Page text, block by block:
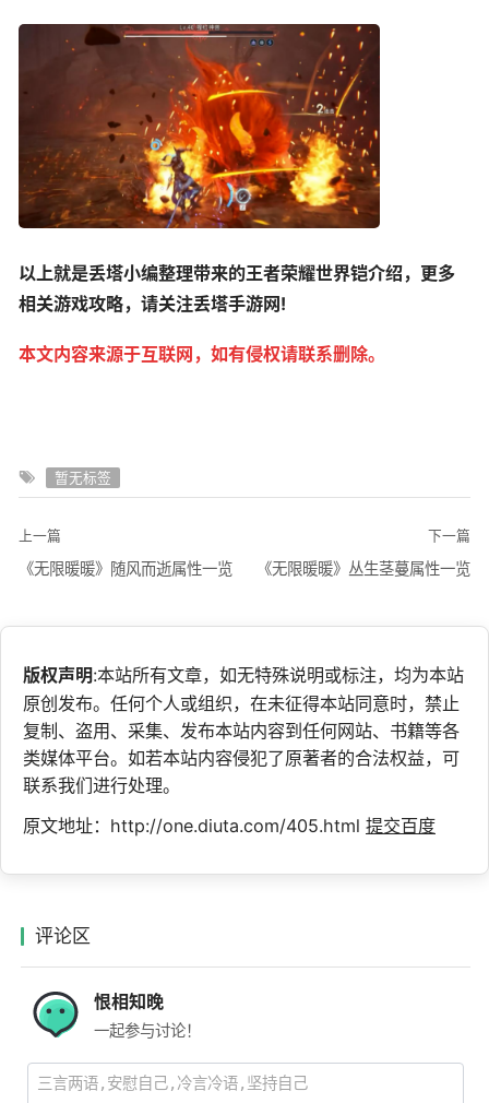
以上就是丢塔小编整理带来的王者荣耀世界铠介绍，更多
相关游戏攻略，请关注丢塔手游网!
本文内容来源于互联网，如有侵权请联系删除。
暂无标签
上一篇
《无限暖暖》随风而逝属性一览
下一篇
《无限暖暖》丛生茎蔓属性一览
版权声明:本站所有文章，如无特殊说明或标注，均为本站
原创发布。任何个人或组织，在未征得本站同意时，禁止
复制、盗用、采集、发布本站内容到任何网站、书籍等各
类媒体平台。如若本站内容侵犯了原著者的合法权益，可
联系我们进行处理。
原文地址：http://one.diuta.com/405.html 提交百度
评论区
恨相知晚
一起参与讨论！